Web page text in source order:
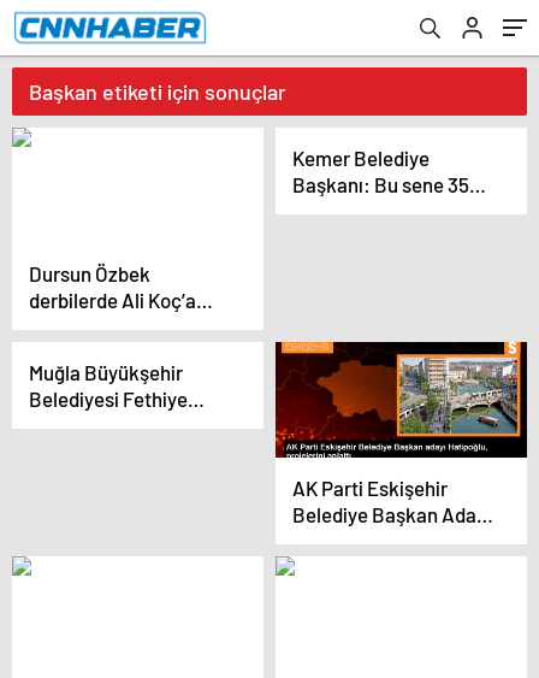
Başkan etiketi için sonuçlar
Dursun Özbek
derbilerde Ali Koç’a
üstünlük kurdu
Kemer Belediye
Başkanı: Bu sene 350
bin İngiliz turist
Muğla Büyükşehir
Belediyesi Fethiye
Karaçulha Toptancı
AK Parti Eskişehir
Belediye Başkan Adayı
Nebi Hatipoğlu,
Projelerini Tanıttı